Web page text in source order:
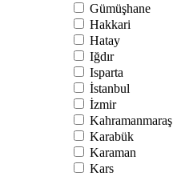
Gümüşhane
Hakkari
Hatay
Iğdır
Isparta
İstanbul
İzmir
Kahramanmaraş
Karabük
Karaman
Kars